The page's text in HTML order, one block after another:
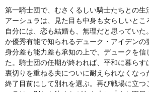
第一騎士団で、むさくるしい騎士たちとの生
アーシュラは、見た目も中身も女らしいと
自分には、恋も結婚も、無理だと思っていた
か優秀有能で知られるデューク・アイデン
身分差も能力差も承知の上で、デュークを信
た。騎士団の任期が終われば、平和に暮らす
裏切りを重ねる夫についに耐えられなくなっ
終了目前にして別れを選ぶ。再び戦場に立つ